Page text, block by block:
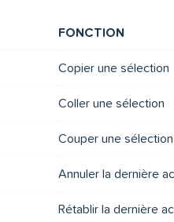
FONCTION
Copier une sélection
Coller une sélection
Couper une sélection
Annuler la dernière
Rétablir la dernière